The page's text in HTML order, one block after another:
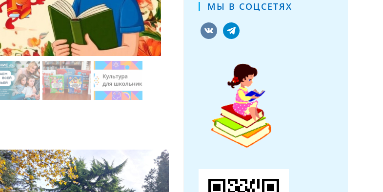
МЫ В СОЦСЕТЯХ
vkontaktetelegram